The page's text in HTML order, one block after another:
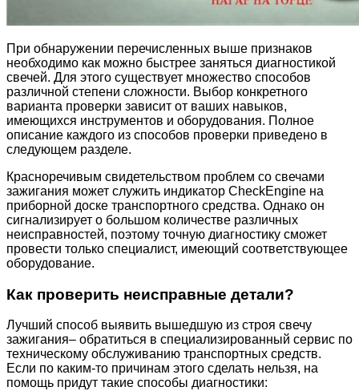
При обнаружении перечисленных выше признаков
необходимо как можно быстрее заняться диагностикой
свечей. Для этого существует множество способов
различной степени сложности. Выбор конкретного
варианта проверки зависит от ваших навыков,
имеющихся инструментов и оборудования. Полное
описание каждого из способов проверки приведено в
следующем разделе.
Красноречивым свидетельством проблем со свечами
зажигания может служить индикатор CheckEngine на
приборной доске транспортного средства. Однако он
сигнализирует о большом количестве различных
неисправностей, поэтому точную диагностику сможет
провести только специалист, имеющий соответствующее
оборудование.
Как проверить неисправные детали?
Лучший способ выявить вышедшую из строя свечу
зажигания– обратиться в специализированный сервис по
техническому обслуживанию транспортных средств.
Если по каким-то причинам этого сделать нельзя, на
помощь придут такие способы диагностики: